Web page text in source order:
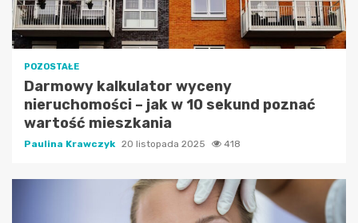
POZOSTAŁE
Darmowy kalkulator wyceny
nieruchomości – jak w 10 sekund poznać
wartość mieszkania
Paulina Krawczyk 20 listopada 2025 418